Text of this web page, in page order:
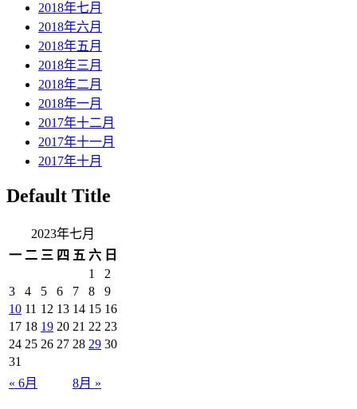
2018年七月
2018年六月
2018年五月
2018年三月
2018年二月
2018年一月
2017年十二月
2017年十一月
2017年十月
Default Title
2023年七月
一 二 三 四 五 六 日
« 6月 8月 »
1
2
3
4 5 6 7 8
9
10 11 12 13 14 15 16
17 18 19 20 21 22 23
24 25 26 27 28 29 30
31